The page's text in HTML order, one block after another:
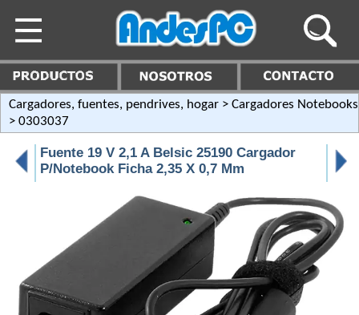
Cargadores, fuentes, pendrives, hogar > Cargadores Notebooks
> 0303037
Fuente 19 V 2,1 A Belsic 25190 Cargador
P/Notebook Ficha 2,35 X 0,7 Mm